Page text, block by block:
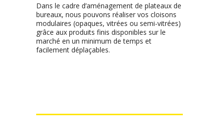
Dans le cadre d’aménagement de plateaux de
bureaux, nous pouvons réaliser vos cloisons
modulaires (opaques, vitrées ou semi-vitrées)
grâce aux produits finis disponibles sur le
marché en un minimum de temps et
facilement déplaçables.